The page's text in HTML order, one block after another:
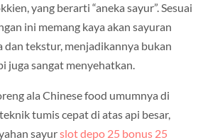
yang berarti “aneka sayur”. Sesuai
ini memang kaya akan sayuran
dan tekstur, menjadikannya bukan
juga sangat menyehatkan.
ala Chinese food umumnya di
tumis cepat di atas api besar,
sayurslot depo 25 bonus 25